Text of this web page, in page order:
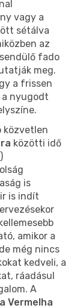
vagy a
sétálva
az
fado
meg.
a frissen
a nyugodt
közvetlen
közötti idő
is
is indít
amikor a
még nincs
kedveli, a
ráadásul
A
Vermelha